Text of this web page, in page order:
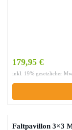
179,95 €
inkl. 19% gesetzlicher
Faltpavillon 3×3